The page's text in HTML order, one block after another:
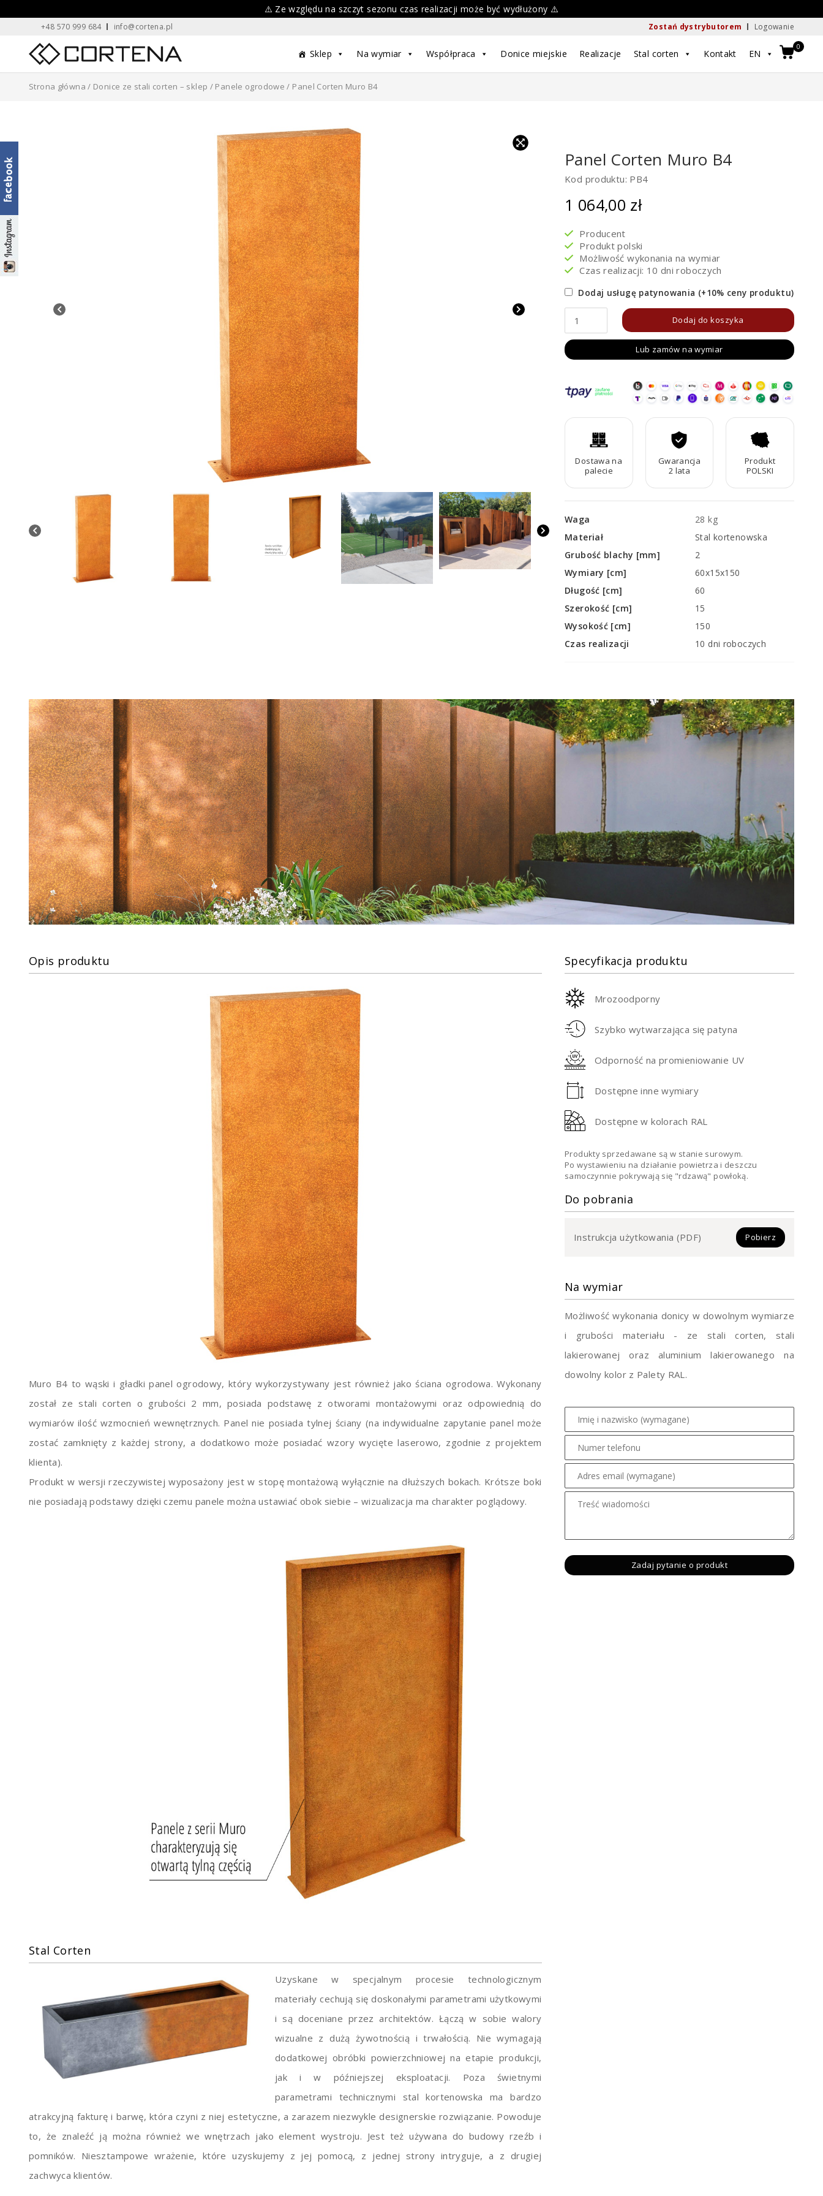
content
⚠️ Ze względu na szczyt sezonu czas realizacji może być wydłużony ⚠️
+48 570 999 684 info@cortena.pl Zostań dystrybutorem Logowanie
Home Sklep Na wymiar Współpraca Donice miejskie Realizacje Stal corten Kontakt EN
0
Strona główna / Donice ze stali corten – sklep / Panele ogrodowe / Panel Corten Muro B4
Panel Corten Muro B4
Kod produktu: PB4
1 064,00 zł
Producent
Produkt polski
Możliwość wykonania na wymiar
Czas realizacji: 10 dni roboczych
Dodaj usługę patynowania (+10% ceny produktu)
ilość
Panel
Corten
B4
Dodaj do koszyka
Lub zamów na wymiar
Dostawa na
palecie
Gwarancja
2 lata
Produkt
POLSKI
Waga
28 kg
Materiał
Stal kortenowska
Grubość blachy [mm]
2
Wymiary [cm]
60x15x150
Długość [cm]
60
Szerokość [cm]
15
Wysokość [cm]
150
Czas realizacji
10 dni roboczych
Opis produktu
Muro B4 to wąski i gładki panel ogrodowy, który wykorzystywany jest również jako ściana ogrodowa. Wykonany
został ze stali corten o grubości 2 mm, posiada podstawę z otworami montażowymi oraz odpowiednią do
wymiarów ilość wzmocnień wewnętrznych. Panel nie posiada tylnej ściany (na indywidualne zapytanie panel może
zostać zamknięty z każdej strony, a dodatkowo może posiadać wzory wycięte laserowo, zgodnie z projektem
klienta).
Produkt w wersji rzeczywistej wyposażony jest w stopę montażową wyłącznie na dłuższych bokach. Krótsze boki
nie posiadają podstawy dzięki czemu panele można ustawiać obok siebie – wizualizacja ma charakter poglądowy.
Stal Corten
Uzyskane w specjalnym procesie technologicznym
materiały cechują się doskonałymi parametrami użytkowymi
i są doceniane przez architektów. Łączą w sobie walory
wizualne z dużą żywotnością i trwałością. Nie wymagają
dodatkowej obróbki powierzchniowej na etapie produkcji,
jak i w późniejszej eksploatacji. Poza świetnymi
parametrami technicznymi stal kortenowska ma bardzo
atrakcyjną fakturę i barwę, która czyni z niej estetyczne, a zarazem niezwykle designerskie rozwiązanie. Powoduje
to, że znaleźć ją można również we wnętrzach jako element wystroju. Jest też używana do budowy rzeźb i
pomników. Niesztampowe wrażenie, które uzyskujemy z jej pomocą, z jednej strony intryguje, a z drugiej
zachwyca klientów.
Specyfikacja produktu
Mrozoodporny
Szybko wytwarzająca się patyna
Odporność na promieniowanie UV
Dostępne inne wymiary
Dostępne w kolorach RAL
Produkty sprzedawane są w stanie surowym.
Po wystawieniu na działanie powietrza i deszczu
samoczynnie pokrywają się "rdzawą" powłoką.
Do pobrania
Instrukcja użytkowania (PDF) Pobierz
Na wymiar
Możliwość wykonania donicy w dowolnym wymiarze
i grubości materiału - ze stali corten, stali
lakierowanej oraz aluminium lakierowanego na
dowolny kolor z Palety RAL.